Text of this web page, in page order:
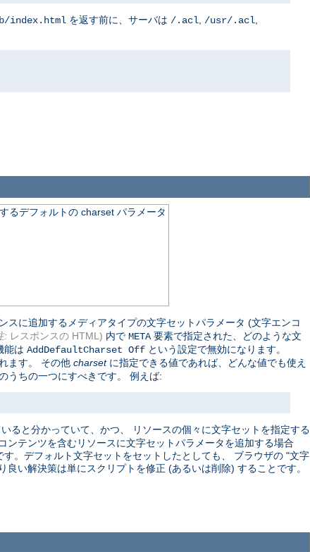
index.html を返す前に、サーバは /.acl, /usr/.acl,
るデフォルトの charset パラメータ
スに追加するメディアタイプの文字セットパラメータ (文字エンコ
: レスポンスの HTML) 内で META 要素で指定された、どのような文
能は AddDefaultCharset Off という設定で無効になります。
ます。 その他 charsetに指定できる値であれば、どんな値でも使え
うちの一つにすべきです。 例えば:
ると分かっていて、かつ、 リソースの個々に文字セットを指定する
テンツを含むリソースに文字セットパラメータを追加する場合
。デフォルト文字セットをセットしたとしても、 ブラウザの "文字
い解決策は単にスクリプトを修正 (あるいは削除) することです。